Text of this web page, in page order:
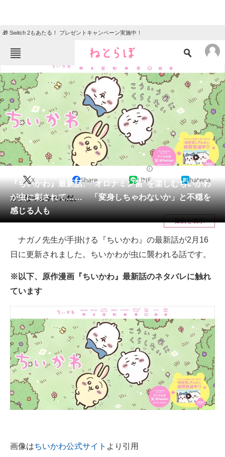
🎁 Switch 2もあたる！ プレゼントキャンペーン実施中！
ねとらぼメニュー
TOP ニュース
エンタメ クイズ
グルメ 地域
住まい 教育・育児
リサーチ
会員記事
メディア
注目記事を集めた総合ページ
ITの今と未来を見通す
進化するPCとデバイスの未来
好きが集まる 比べて選べる
ビジネスと働き方のヒント
AI活用のいまが分かる
企業ITのトレンドを詳説
経営リーダーのコミュニティ
ITエンジニア向け専門サイト
『ちいかわ』最新話、“オロナミン笛”を楽しむちいかわ
が虫に刺されて…… 「変身しちゃわないか」と不穏を
感じる人も
X Share LINE hatena
どうなっちゃうんだ。
目次を表示
ナガノ先生が手掛ける『ちいかわ』の最新話が2月16
日に更新されました。ちいかわが虫に襲われる話です。
※以下、原作漫画『ちいかわ』最新話のネタバレに触れ
ています
画像はちいかわ公式サイト より引用